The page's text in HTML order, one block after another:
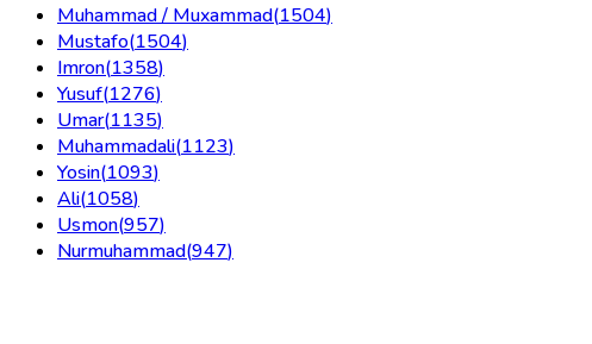
Muhammad / Muxammad(1504)
Mustafo(1504)
Imron(1358)
Yusuf(1276)
Umar(1135)
Muhammadali(1123)
Yosin(1093)
Ali(1058)
Usmon(957)
Nurmuhammad(947)